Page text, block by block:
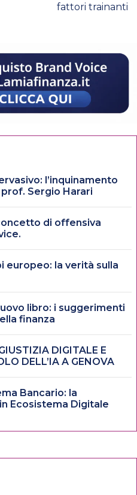
fattori trainanti
l’inquinamento
Sergio Harari
di offensiva
europeo: la verità sulla
libro: i suggerimenti
finanza
DIGITALE E
DELL’IA A GENOVA
Bancario: la
Ecosistema Digitale